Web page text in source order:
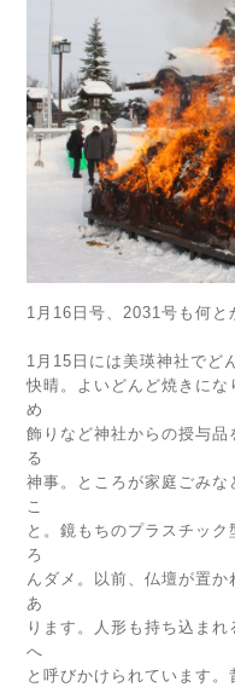
1月16日号、2031号も何と
1月15日には美瑛神社でど
快晴。よいどんど焼きにな
め
飾りなど神社からの授与
る
神事。ところが家庭ごみ
こ
と。鏡もちのプラスチッ
ろ
んダメ。以前、仏壇が置
あ
ります。人形も持ち込ま
へ
と呼びかけられています